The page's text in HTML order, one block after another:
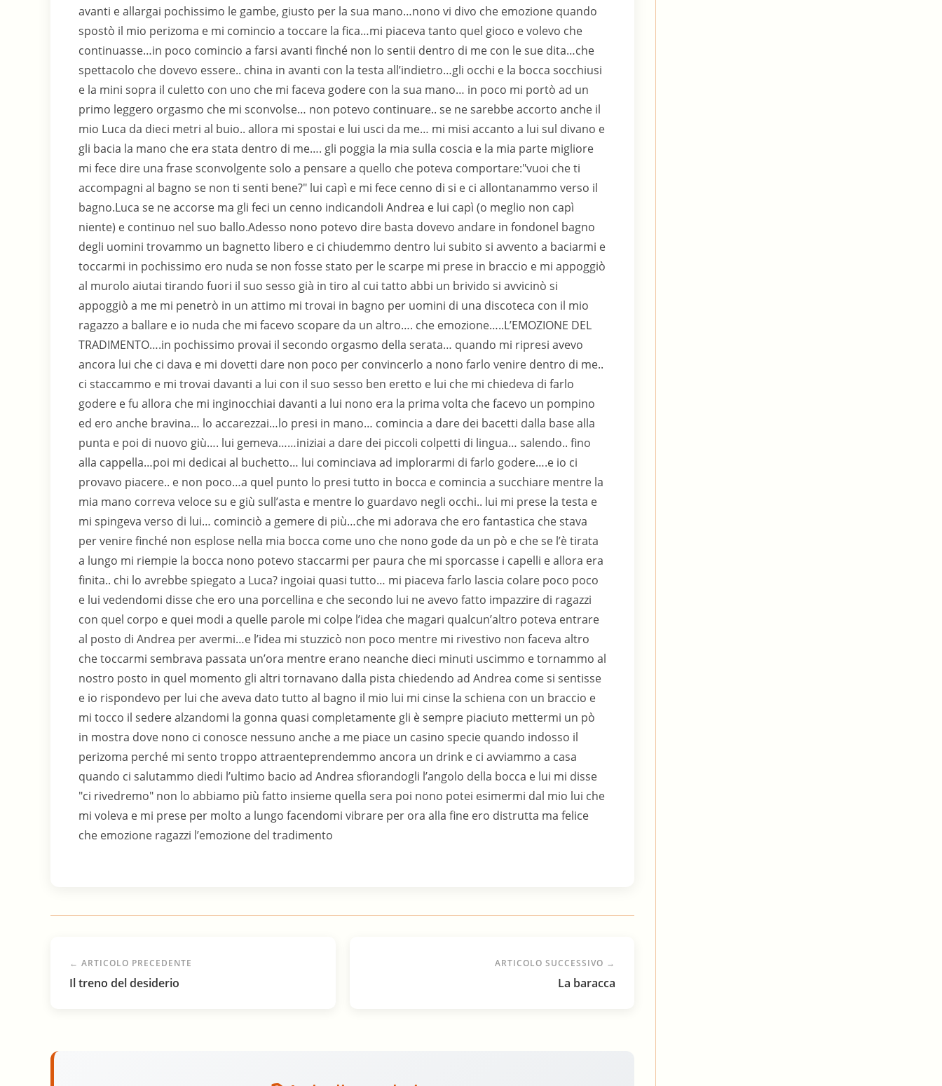
avanti e allargai pochissimo le gambe, giusto per la sua mano…nono vi divo che emozione quando
spostò il mio perizoma e mi comincio a toccare la fica…mi piaceva tanto quel gioco e volevo che
continuasse…in poco comincio a farsi avanti finché non lo sentii dentro di me con le sue dita…che
spettacolo che dovevo essere.. china in avanti con la testa all’indietro…gli occhi e la bocca socchiusi
e la mini sopra il culetto con uno che mi faceva godere con la sua mano… in poco mi portò ad un
primo leggero orgasmo che mi sconvolse… non potevo continuare.. se ne sarebbe accorto anche il
mio Luca da dieci metri al buio.. allora mi spostai e lui usci da me… mi misi accanto a lui sul divano e
gli bacia la mano che era stata dentro di me…. gli poggia la mia sulla coscia e la mia parte migliore
mi fece dire una frase sconvolgente solo a pensare a quello che poteva comportare:"vuoi che ti
accompagni al bagno se non ti senti bene?" lui capì e mi fece cenno di si e ci allontanammo verso il
bagno.Luca se ne accorse ma gli feci un cenno indicandoli Andrea e lui capì (o meglio non capì
niente) e continuo nel suo ballo.Adesso nono potevo dire basta dovevo andare in fondonel bagno
degli uomini trovammo un bagnetto libero e ci chiudemmo dentro lui subito si avvento a baciarmi e
toccarmi in pochissimo ero nuda se non fosse stato per le scarpe mi prese in braccio e mi appoggiò
al murolo aiutai tirando fuori il suo sesso già in tiro al cui tatto abbi un brivido si avvicinò si
appoggiò a me mi penetrò in un attimo mi trovai in bagno per uomini di una discoteca con il mio
ragazzo a ballare e io nuda che mi facevo scopare da un altro…. che emozione…..L’EMOZIONE DEL
TRADIMENTO….in pochissimo provai il secondo orgasmo della serata… quando mi ripresi avevo
ancora lui che ci dava e mi dovetti dare non poco per convincerlo a nono farlo venire dentro di me..
ci staccammo e mi trovai davanti a lui con il suo sesso ben eretto e lui che mi chiedeva di farlo
godere e fu allora che mi inginocchiai davanti a lui nono era la prima volta che facevo un pompino
ed ero anche bravina… lo accarezzai…lo presi in mano… comincia a dare dei bacetti dalla base alla
punta e poi di nuovo giù…. lui gemeva……iniziai a dare dei piccoli colpetti di lingua… salendo.. fino
alla cappella…poi mi dedicai al buchetto… lui cominciava ad implorarmi di farlo godere….e io ci
provavo piacere.. e non poco…a quel punto lo presi tutto in bocca e comincia a succhiare mentre la
mia mano correva veloce su e giù sull’asta e mentre lo guardavo negli occhi.. lui mi prese la testa e
mi spingeva verso di lui… cominciò a gemere di più…che mi adorava che ero fantastica che stava
per venire finché non esplose nella mia bocca come uno che nono gode da un pò e che se l’è tirata
a lungo mi riempie la bocca nono potevo staccarmi per paura che mi sporcasse i capelli e allora era
finita.. chi lo avrebbe spiegato a Luca? ingoiai quasi tutto… mi piaceva farlo lascia colare poco poco
e lui vedendomi disse che ero una porcellina e che secondo lui ne avevo fatto impazzire di ragazzi
con quel corpo e quei modi a quelle parole mi colpe l’idea che magari qualcun’altro poteva entrare
al posto di Andrea per avermi…e l’idea mi stuzzicò non poco mentre mi rivestivo non faceva altro
che toccarmi sembrava passata un’ora mentre erano neanche dieci minuti uscimmo e tornammo al
nostro posto in quel momento gli altri tornavano dalla pista chiedendo ad Andrea come si sentisse
e io rispondevo per lui che aveva dato tutto al bagno il mio lui mi cinse la schiena con un braccio e
mi tocco il sedere alzandomi la gonna quasi completamente gli è sempre piaciuto mettermi un pò
in mostra dove nono ci conosce nessuno anche a me piace un casino specie quando indosso il
perizoma perché mi sento troppo attraenteprendemmo ancora un drink e ci avviammo a casa
quando ci salutammo diedi l’ultimo bacio ad Andrea sfiorandogli l’angolo della bocca e lui mi disse
"ci rivedremo" non lo abbiamo più fatto insieme quella sera poi nono potei esimermi dal mio lui che
mi voleva e mi prese per molto a lungo facendomi vibrare per ora alla fine ero distrutta ma felice
che emozione ragazzi l’emozione del tradimento
← ARTICOLO PRECEDENTE
Il treno del desiderio
ARTICOLO SUCCESSIVO →
La baracca